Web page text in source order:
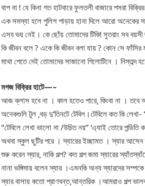
বাপ না ! যে কিনা গত হাটবারে ফুলতলী বাজারে পসরা
এক সমস্যা হলে পুলিশ পাড়ায় হানা দিলে আরো অনেকের
এসব ভয় নেই। কে ছোঁয় তোমাদের টিকি! সুতরাং সব বয়সী
কি জীবন বলে ? একে কি জীবন বলা যায় ? কোন সে
মাথা পেতে দেই তোমাদের সাজানো গিলোটিনে । নিস্তব্দ
মগজ বিক্রির হাটে—–
আজ ক্লাস হবে না । কাল হতেও পারে, কিংবা না । তবে
অনেকগুলি টুল ,বড় দু’তিনটে টেবিল।টেবিলে কত কি
“টেবিলে লেখা ভালো না /উচিত নয়” ‘এ্যাই তোরে
অথবা স্কুল ছুটির পরে । স্যারের ইচ্ছামত । স্যার আসেন
শুরু করেন স্যার, নাকি গল্প? কত গল্প জমা স্যারের
নানা ভঙ্গিমায় বলেন স্যার ।এমনকি অন্য স্যারদের
স্যার বাসায় কতো প্রাণবন্ত,আন্তরিক ।আমরাও গল্প